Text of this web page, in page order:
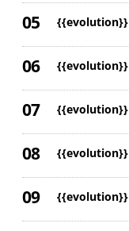
{{evolution}}
{{evolution}}
{{evolution}}
{{evolution}}
{{evolution}}